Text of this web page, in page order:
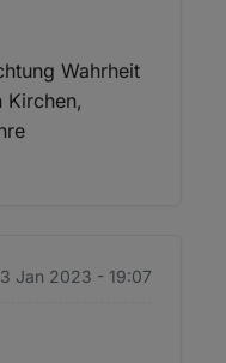
Wahrheit
Jan 2023 - 19:07